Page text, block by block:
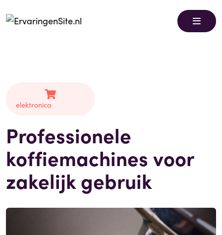
elektronica
Professionele
koffiemachines voor
zakelijk gebruik